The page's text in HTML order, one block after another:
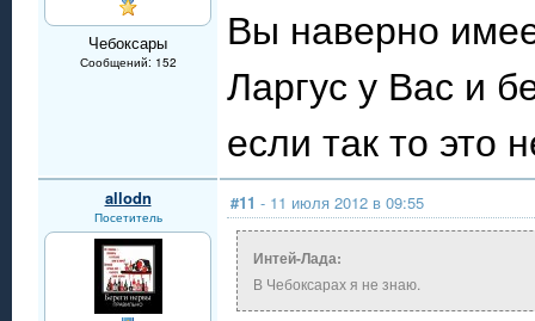
Чебоксары
Сообщений: 152
Вы наверно
Ларгус у Вас и
если так то это
allodn
Посетитель
#11 - 11 июля 2012 в 09:55
Интей-Лада:
В Чебоксарах я не знаю.